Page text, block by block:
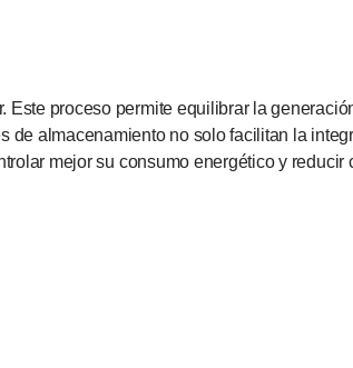
proceso permite equilibrar la
almacenamiento no solo facilitan la
mejor su consumo energético y reducir